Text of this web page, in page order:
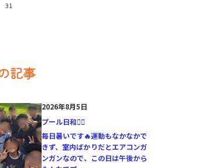
31
記事
2026年8月5日
プール日和🏊‍♂️
毎日暑いです🔥運動もなかなかで
きず、室内ばかりだとエアコンガ
ンガンなので、この日は午後から